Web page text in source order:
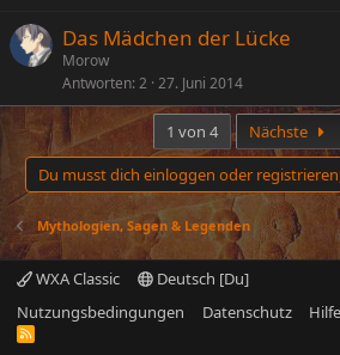
Das Mädchen der Lücke
Morow
Antworten 2 27. Juni 2014
1 von 4 Nächste
Du musst dich einloggen oder
Mythologien, Sagen & Legenden
WXA Classic
Deutsch [Du]
Nutzungsbedingungen
Datenschutz
R